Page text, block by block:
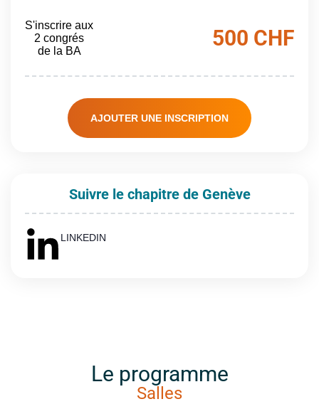
S'inscrire aux
2 congrés
de la BA
500 CHF
AJOUTER UNE INSCRIPTION
Suivre le chapitre de Genève
LINKEDIN
Salles
Le programme